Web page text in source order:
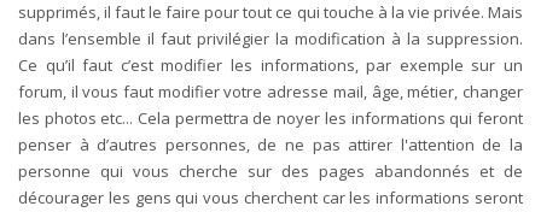
supprimés, il faut le faire pour tout ce qui touche à la vie privée. Mais
dans l’ensemble il faut privilégier la modification à la suppression.
Ce qu’il faut c’est modifier les informations, par exemple sur un
forum, il vous faut modifier votre adresse mail, âge, métier, changer
les photos etc... Cela permettra de noyer les informations qui feront
penser à d’autres personnes, de ne pas attirer l'attention de la
personne qui vous cherche sur des pages abandonnés et de
décourager les gens qui vous cherchent car les informations seront